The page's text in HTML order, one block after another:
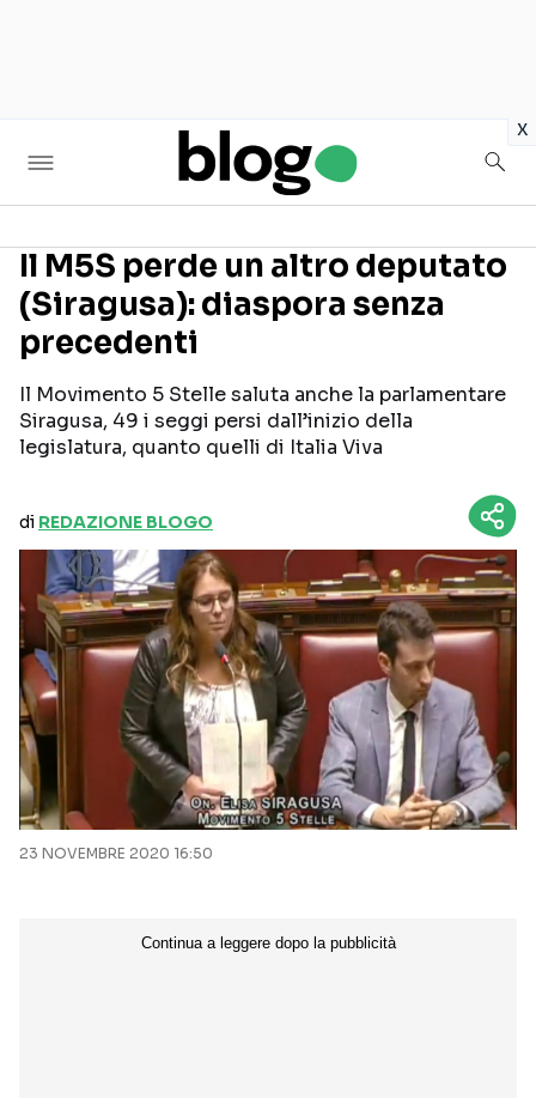
x
Seguici sui social
Il M5S perde un altro deputato
(Siragusa): diaspora senza
precedenti
Il Movimento 5 Stelle saluta anche la parlamentare
Siragusa, 49 i seggi persi dall’inizio della
legislatura, quanto quelli di Italia Viva
di REDAZIONE BLOGO
23 NOVEMBRE 2020 16:50